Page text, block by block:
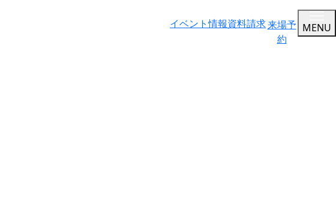
イベント情報資料請求来場予
約
MENU